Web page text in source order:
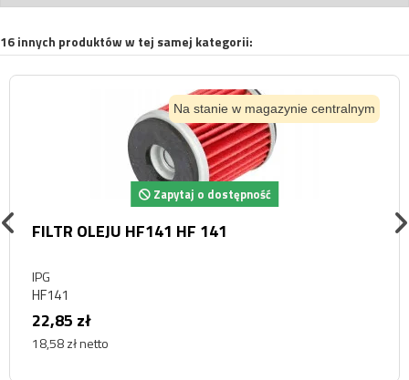
16 innych produktów w tej samej kategorii:
Na stanie w magazynie centralnym
Zapytaj o dostępność
FILTR OLEJU HF141 HF 141
IPG
HF141
22,85 zł
18,58 zł netto